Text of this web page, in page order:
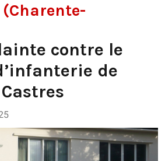
(Charente-
contre le
de